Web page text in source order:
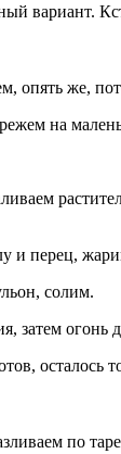
вариант.
опять же,
на
и перец,
солим.
затем
осталось
по